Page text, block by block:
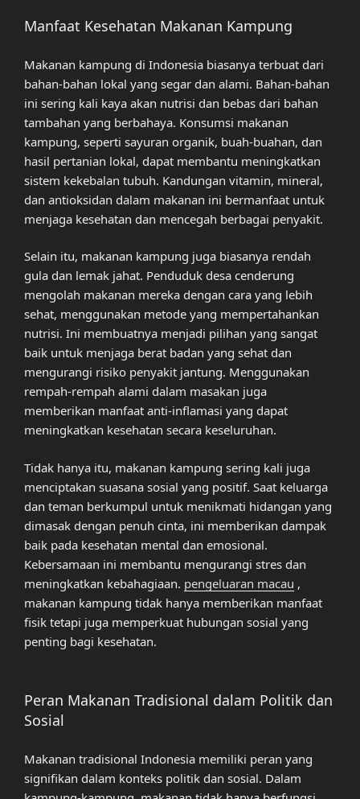
Manfaat Kesehatan Makanan Kampung
Makanan kampung di Indonesia biasanya terbuat dari
bahan-bahan lokal yang segar dan alami. Bahan-bahan
ini sering kali kaya akan nutrisi dan bebas dari bahan
tambahan yang berbahaya. Konsumsi makanan
kampung, seperti sayuran organik, buah-buahan, dan
hasil pertanian lokal, dapat membantu meningkatkan
sistem kekebalan tubuh. Kandungan vitamin, mineral,
dan antioksidan dalam makanan ini bermanfaat untuk
menjaga kesehatan dan mencegah berbagai penyakit.
Selain itu, makanan kampung juga biasanya rendah
gula dan lemak jahat. Penduduk desa cenderung
mengolah makanan mereka dengan cara yang lebih
sehat, menggunakan metode yang mempertahankan
nutrisi. Ini membuatnya menjadi pilihan yang sangat
baik untuk menjaga berat badan yang sehat dan
mengurangi risiko penyakit jantung. Menggunakan
rempah-rempah alami dalam masakan juga
memberikan manfaat anti-inflamasi yang dapat
meningkatkan kesehatan secara keseluruhan.
Tidak hanya itu, makanan kampung sering kali juga
menciptakan suasana sosial yang positif. Saat keluarga
dan teman berkumpul untuk menikmati hidangan yang
dimasak dengan penuh cinta, ini memberikan dampak
baik pada kesehatan mental dan emosional.
Kebersamaan ini membantu mengurangi stres dan
meningkatkan kebahagiaan. pengeluaran macau ,
makanan kampung tidak hanya memberikan manfaat
fisik tetapi juga memperkuat hubungan sosial yang
penting bagi kesehatan.
Peran Makanan Tradisional dalam Politik dan
Sosial
Makanan tradisional Indonesia memiliki peran yang
signifikan dalam konteks politik dan sosial. Dalam